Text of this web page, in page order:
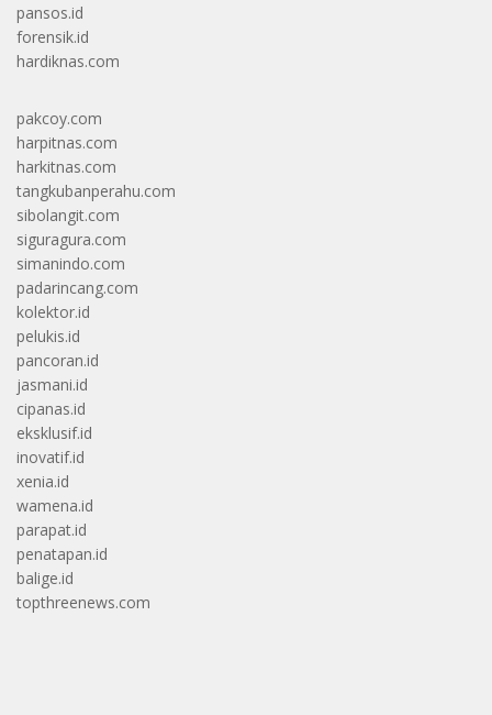
pansos.id
forensik.id
hardiknas.com
pakcoy.com
harpitnas.com
harkitnas.com
tangkubanperahu.com
sibolangit.com
siguragura.com
simanindo.com
padarincang.com
kolektor.id
pelukis.id
pancoran.id
jasmani.id
cipanas.id
eksklusif.id
inovatif.id
xenia.id
wamena.id
parapat.id
penatapan.id
balige.id
topthreenews.com